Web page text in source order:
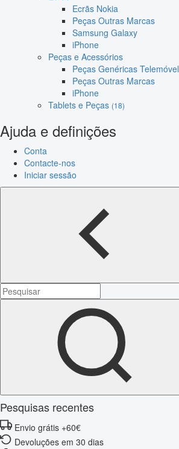
Ecrãs Nokia
Peças Outras Marcas
Samsung Galaxy
iPhone
Peças e Acessórios
Peças Genéricas Telemóvel
Peças Outras Marcas
iPhone
Tablets e Peças (18)
Ajuda e definições
Conta
Contacte-nos
Iniciar sessão
Pesquisas recentes
Envio grátis +60€
Devoluções em 30 dias